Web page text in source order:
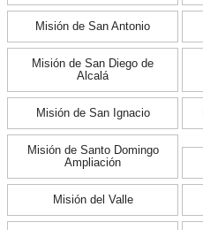
Misión de San Antonio
Misión de San Diego de
Alcalá
Misión de San Ignacio
Misión de Santo Domingo
Ampliación
Misión del Valle